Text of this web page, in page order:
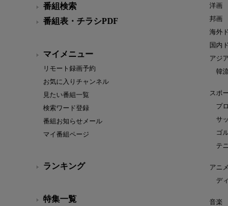
番組検索
番組表・チラシPDF
マイメニュー
リモート録画予約
お気に入りチャンネル
見たい番組一覧
検索ワード登録
番組お知らせメール
マイ番組ページ
ランキング
特集一覧
洋画
邦画
海外
国内
アジ
韓
スポ
プ
サ
ゴ
テ
アニ
デ
音楽